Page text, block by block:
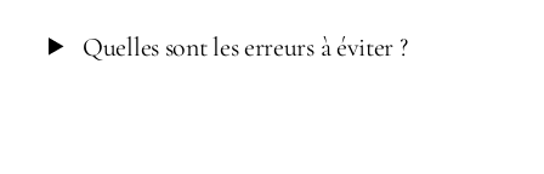
Quelles sont les erreurs à éviter ?